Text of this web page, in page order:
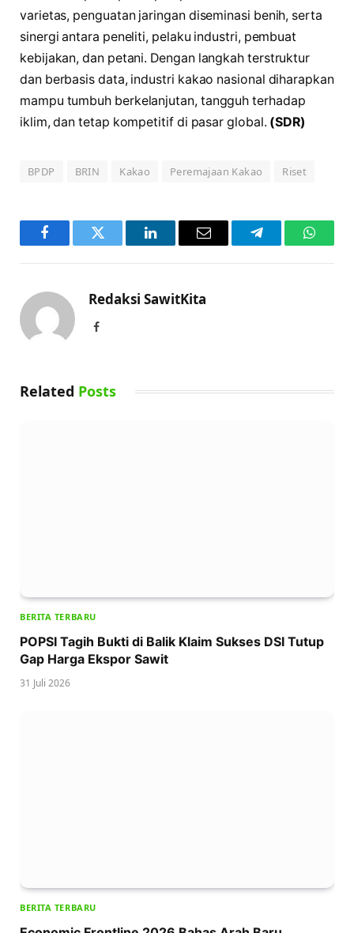
varietas, penguatan jaringan diseminasi benih, serta
sinergi antara peneliti, pelaku industri, pembuat
kebijakan, dan petani. Dengan langkah terstruktur
dan berbasis data, industri kakao nasional diharapkan
mampu tumbuh berkelanjutan, tangguh terhadap
iklim, dan tetap kompetitif di pasar global. (SDR)
BPDP BRIN Kakao Peremajaan Kakao Riset
FacebookTwitter LinkedInEmail Telegram
Redaksi SawitKita
Facebook
Related Posts
BERITA TERBARU
POPSI Tagih Bukti di Balik Klaim Sukses DSI Tutup
Gap Harga Ekspor Sawit
31 Juli 2026
BERITA TERBARU